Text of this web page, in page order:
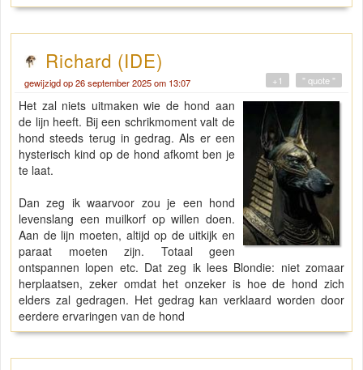
Richard (IDE)
gewijzigd op 26 september 2025 om 13:07 " quote "
+1
Het zal niets uitmaken wie de hond aan
de lijn heeft. Bij een schrikmoment valt de
hond steeds terug in gedrag. Als er een
hysterisch kind op de hond afkomt ben je
te laat.
Dan zeg ik waarvoor zou je een hond
levenslang een muilkorf op willen doen.
Aan de lijn moeten, altijd op de uitkijk en
paraat moeten zijn. Totaal geen
ontspannen lopen etc. Dat zeg ik lees Blondie: niet zomaar
herplaatsen, zeker omdat het onzeker is hoe de hond zich
elders zal gedragen. Het gedrag kan verklaard worden door
eerdere ervaringen van de hond